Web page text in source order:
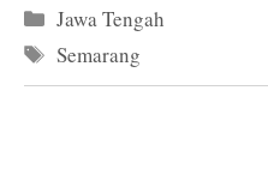
Kategori
Jawa Tengah
Tag
Semarang